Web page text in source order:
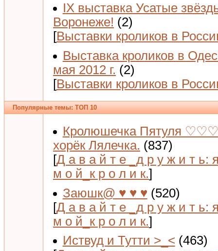
IX выставка Усатые
Воронеже! (2)
[Выставки кроликов в
Выставка кроликов в
мая 2012 г. (2)
[Выставки кроликов в
Популярные темы: ТОП 10
Кролюшечка Пятуля
хорёк Лялечка. (837)
[Д а в а й т е _д р у ж и т ь:
м о й_к р о л и к.]
Заюшк@ ♥ ♥ ♥ (520)
[Д а в а й т е _д р у ж и т ь:
м о й_к р о л и к.]
Иствуд и Тутти >_< (463)